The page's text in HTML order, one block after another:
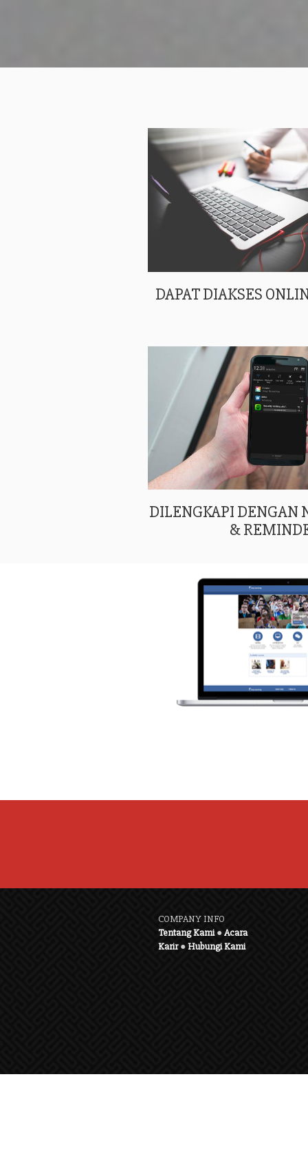
DAPAT DIAKSES
DILENGKAPI DENGAN
&
COMPANY INFO
Tentang Kami●Acara
Karir●Hubungi Kami